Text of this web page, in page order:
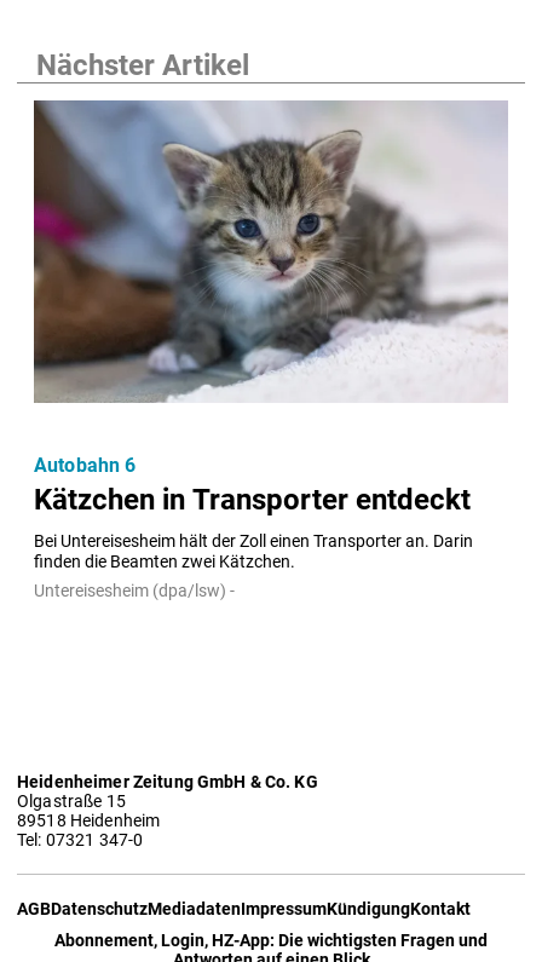
Nächster Artikel
Kätzchen in Transporter entdeckt
Bei Untereisesheim hält der Zoll einen Transporter an. Darin
finden die Beamten zwei Kätzchen.
Autobahn 6
Untereisesheim (dpa/lsw) -
Heidenheimer Zeitung GmbH & Co. KG
Olgastraße 15
89518 Heidenheim
Tel: 07321 347-0
AGBDatenschutzMediadatenImpressumKündigungKontakt
Abonnement, Login, HZ-App: Die wichtigsten Fragen und